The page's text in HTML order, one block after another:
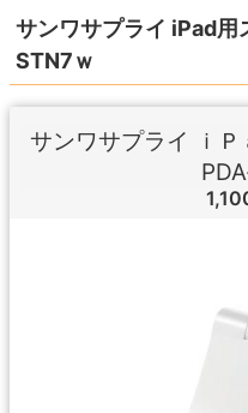
サンワサプライ iPad用
STN7ｗ
サンワサプライ ｉ